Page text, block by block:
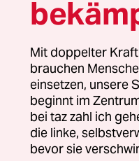
für die
des
dass beide
­angelangt zu
die Sanktionen
und die
Mit doppelter
brauchen
einsetzen, unsere
beginnt im
bei taz zahl ich
die linke,
bevor sie